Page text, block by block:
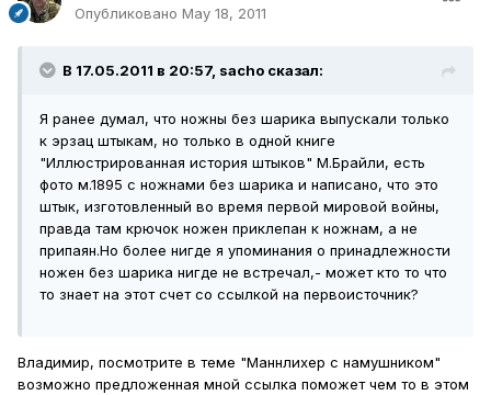
Опубликовано May 18, 2011
В 17.05.2011 в 20:57, sacho сказал:
Я ранее думал, что ножны без шарика выпускали только
к эрзац штыкам, но только в одной книге
"Иллюстрированная история штыков" М.Брайли, есть
фото м.1895 с ножнами без шарика и написано, что это
штык, изготовленный во время первой мировой войны,
правда там крючок ножен приклепан к ножнам, а не
припаян.Но более нигде я упоминания о принадлежности
ножен без шарика нигде не встречал,- может кто то что
то знает на этот счет со ссылкой на первоисточник?
Владимир, посмотрите в теме "Маннлихер с намушником"
возможно предложенная мной ссылка поможет чем то в этом